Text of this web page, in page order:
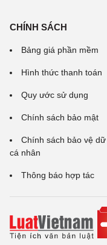
CHÍNH SÁCH
Bảng giá phần mềm
Hình thức thanh toán
Quy ước sử dụng
Chính sách bảo mật
Chính sách bảo vệ dữ
cá nhân
Thông báo hợp tác